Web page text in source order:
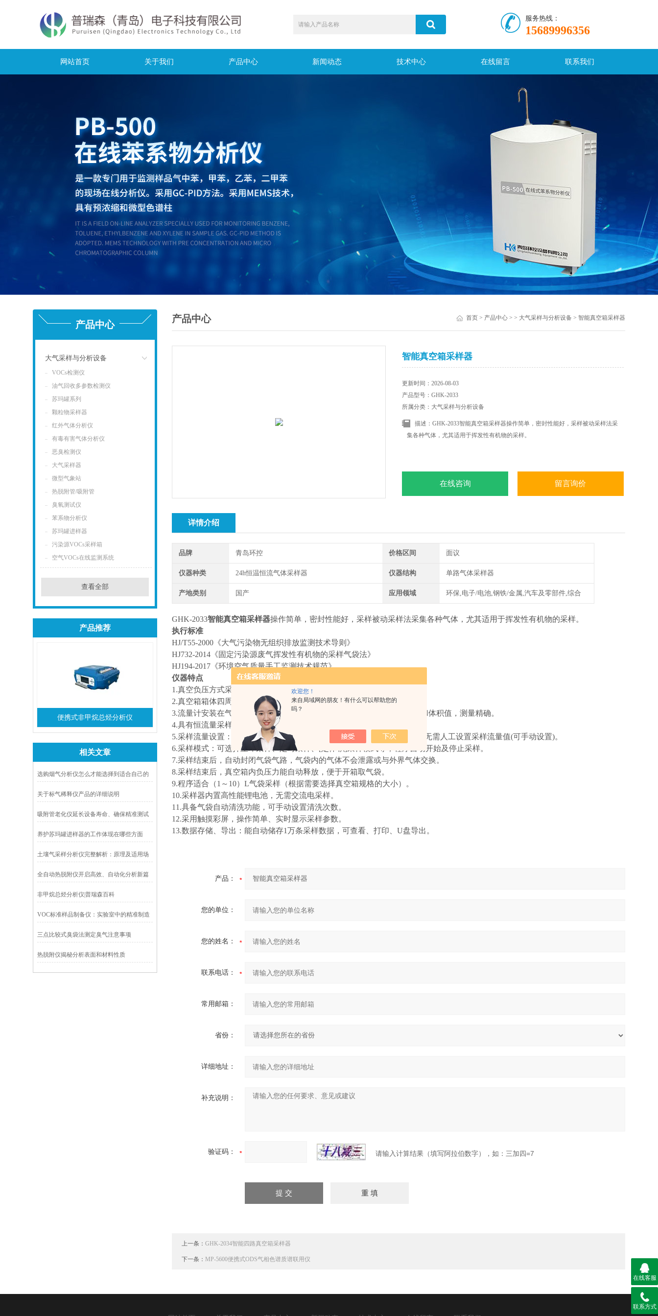
欢迎您！
来自局域网的朋友！有什么可以帮助您的
吗？
服务热线：
15689996356
网站首页 关于我们 产品中心 新闻动态 技术中心 在线留言 联系我们
产品中心
大气采样与分析设备
VOCs检测仪
油气回收多参数检测仪
苏玛罐系列
颗粒物采样器
红外气体分析仪
有毒有害气体分析仪
恶臭检测仪
大气采样器
微型气象站
热脱附管/吸附管
臭氧测试仪
苯系物分析仪
苏玛罐进样器
污染源VOCs采样箱
空气VOCs在线监测系统
查看全部
产品推荐
便携式非甲烷总烃分析仪
相关文章
选购烟气分析仪怎么才能选择到适合自己的
关于标气稀释仪产品的详细说明
吸附管老化仪延长设备寿命、确保精准测试
养护苏玛罐进样器的工作体现在哪些方面
土壤气采样分析仪完整解析：原理及适用场
全自动热脱附仪开启高效、自动化分析新篇
非甲烷总烃分析仪|普瑞森百科
VOC标准样品制备仪：实验室中的精准制造
三点比较式臭袋法测定臭气注意事项
热脱附仪揭秘分析表面和材料性质
产品中心 首页> 产品中心> > 大气采样与分析设备 > 智能真空箱采样器
智能真空箱采样器
更新时间：2026-08-03
产品型号：GHK-2033
所属分类：大气采样与分析设备
描述：GHK-2033智能真空箱采样器操作简单，密封性能好，采样被动采样法采
集各种气体，尤其适用于挥发性有机物的采样。
在线咨询 留言询价
详情介绍
品牌 青岛环控 价格区间 面议
仪器种类 24h恒温恒流气体采样器 仪器结构 单路气体采样器
产地类别 国产 应用领域 环保,电子/电池,钢铁/金属,汽车及零部件,综合
GHK-2033智能真空箱采样器操作简单，密封性能好，采样被动采样法采集各种气体，尤其适用于挥发性有机物的采样。
执行标准
HJ/T55-2000《大气污染物无组织排放监测技术导则》
HJ732-2014《固定污染源废气挥发性有机物的采样气袋法》
HJ194-2017《环境空气质量手工监测技术规范》
仪器特点
1.真空负压方式采集气态样品，样品与采样器不接触，零交叉污染采样。
2.真空箱箱体四周透明，可实时监控气袋进气状态。
3.流量计安装在气袋进气口前，显示的流量和体积是进入气袋的气体流量和体积值，测量精确。
4.具有恒流量采样功能：能自动调节采样流量。
5.采样流量设置：能根据设置的气袋体积，自动计算1小时的采样流量值，无需人工设置采样流量值(可手动设置)。
6.采样模式：可选择立即采样、定时采样、[定体积]采样模式等，程序自动开始及停止采样。
7.采样结束后，自动封闭气袋气路，气袋内的气体不会泄露或与外界气体交换。
8.采样结束后，真空箱内负压力能自动释放，便于开箱取气袋。
9.程序适合（1～10）L气袋采样（根据需要选择真空箱规格的大小）。
10.采样器内置高性能锂电池，无需交流电采样。
11.具备气袋自动清洗功能，可手动设置清洗次数。
12.采用触摸彩屏，操作简单、实时显示采样参数。
13.数据存储、导出：能自动储存1万条采样数据，可查看、打印、U盘导出。
产品：
您的单位：
您的姓名：
联系电话：
常用邮箱：
省份：
详细地址：
补充说明：
验证码： 请输入计算结果（填写阿拉伯数字），如：三加四=7
上一条：GHK-2034智能四路真空箱采样器
下一条： MP-5600便携式ODS气相色谱质谱联用仪
在线客服
联系方式